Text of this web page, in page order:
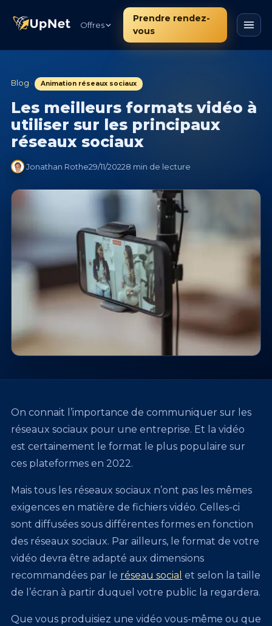
Offres
Prendre rendez-
vous
Blog · Animation réseaux sociaux
Les meilleurs formats vidéo à
utiliser sur les principaux
réseaux sociaux
Jonathan Rothe29/11/20228 min de lecture
On connait l’importance de communiquer sur les
réseaux sociaux pour une entreprise. Et la vidéo
est certainement le format le plus populaire sur
ces plateformes en 2022.
Mais tous les réseaux sociaux n’ont pas les mêmes
exigences en matière de fichiers vidéo. Celles-ci
sont diffusées sous différentes formes en fonction
des réseaux sociaux. Par ailleurs, le format de votre
vidéo devra être adapté aux dimensions
recommandées par le réseau social et selon la taille
de l’écran à partir duquel votre public la regardera.
Que vous produisiez une vidéo vous-même ou que